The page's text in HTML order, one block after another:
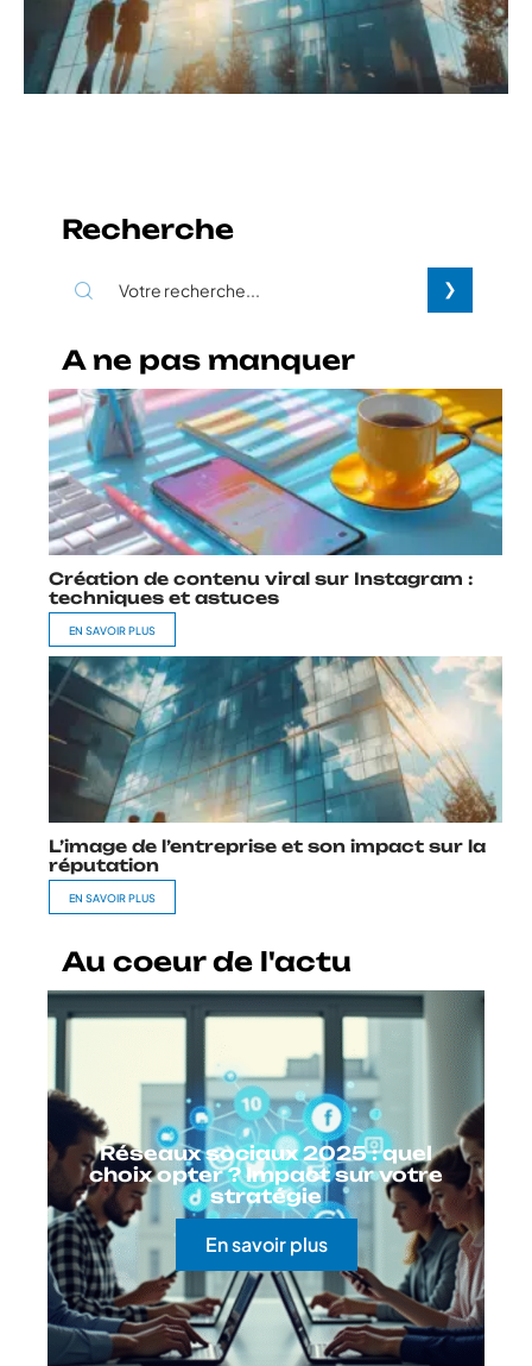
Recherche
A ne pas manquer
Création de contenu viral sur Instagram :
techniques et astuces
EN SAVOIR PLUS
L’image de l’entreprise et son impact sur la
réputation
EN SAVOIR PLUS
Au coeur de l'actu
Réseaux sociaux 2025 : quel
choix opter ? Impact sur votre
stratégie
En savoir plus